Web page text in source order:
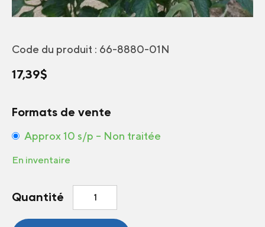
Code du produit : 66-8880-01N
17,39$
Formats de vente
Approx 10 s/p – Non traitée
En inventaire
Quantité
Tomate